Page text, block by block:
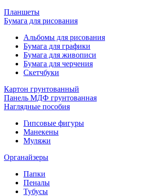
Планшеты
Бумага для рисования
Альбомы для рисования
Бумага для графики
Бумага для живописи
Бумага для черчения
Скетчбуки
Картон грунтованный
Панель МДФ грунтованная
Наглядные пособия
Гипсовые фигуры
Манекены
Муляжи
Органайзеры
Папки
Пеналы
Тубусы